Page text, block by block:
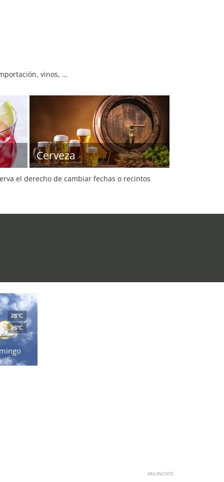
vinos, …
Cerveza
el derecho de cambiar fechas o recintos
28°C
25°C
ANUNCIOS